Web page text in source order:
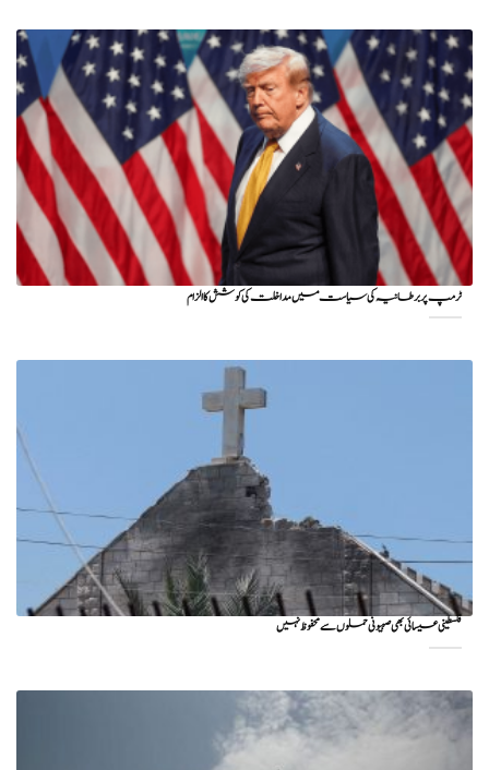
ٹرمپ پر برطانیہ کی سیاست میں مداخلت کی کوشش کا الزام
فلسطینی عیسائی بھی صہیونی حملوں سے محفوظ نہیں